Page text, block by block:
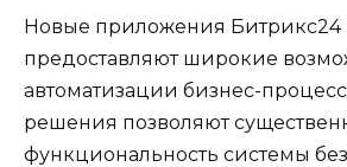
Новые приложения Битрикс24
предоставляют широкие
автоматизации бизнес-
решения позволяют
функциональность системы без